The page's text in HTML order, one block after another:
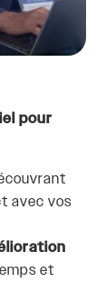
pour
avec vos
et